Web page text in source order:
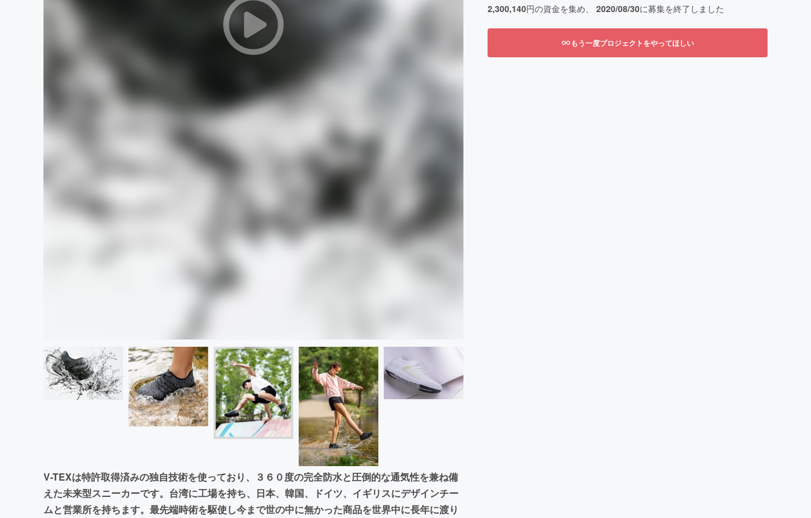
V-TEXは特許取得済みの独自技術を使っており、３６０度の完全防水と圧倒的な通気性を兼ね備
えた未来型スニーカーです。台湾に工場を持ち、日本、韓国、ドイツ、イギリスにデザインチー
ムと営業所を持ちます。最先端時術を駆使し今まで世の中に無かった商品を世界中に長年に渡り
2,300,140円の資金を集め、 2020/08/30に募集を終了しました
もう一度プロジェクトをやってほしい